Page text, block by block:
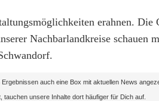
erahnen.
Nachbarlandkreise schauen
auch eine Box mit aktuellen News
unsere Inhalte dort häufiger für Dich auf.